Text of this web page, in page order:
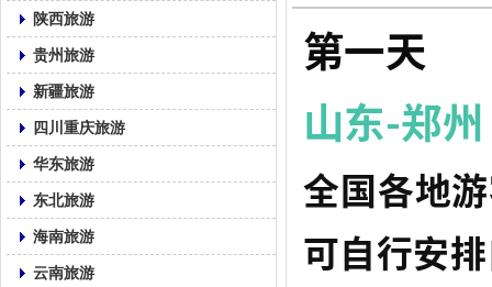
陕西旅游
贵州旅游
新疆旅游
四川重庆旅游
华东旅游
东北旅游
海南旅游
云南旅游
第一天
山东-郑
全国各地
可自行安